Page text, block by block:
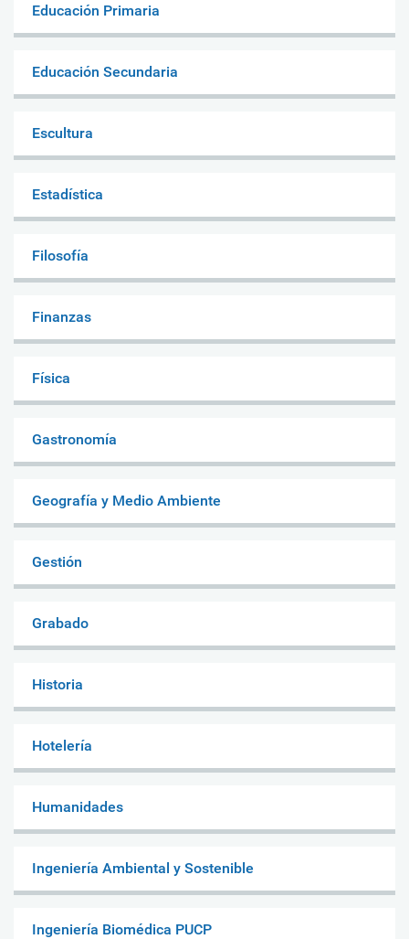
Educación Primaria
Educación Secundaria
Escultura
Estadística
Filosofía
Finanzas
Física
Gastronomía
Geografía y Medio Ambiente
Gestión
Grabado
Historia
Hotelería
Humanidades
Ingeniería Ambiental y Sostenible
Ingeniería Biomédica PUCP